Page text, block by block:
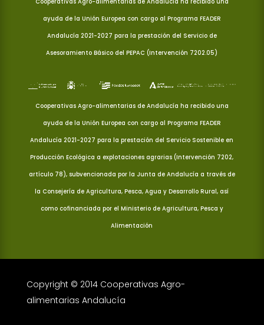
Cooperativas Agro-alimentarias de Andalucía ha recibido una
ayuda de la Unión Europea con cargo al Programa FEADER
Andalucía 2021-2027 para la prestación del Servicio de
Asesoramiento Básico del PEPAC (Intervención 7202.05)
Cooperativas Agro-alimentarias de Andalucía ha recibido una
ayuda de la Unión Europea con cargo al Programa FEADER
Andalucía 2021-2027 para la prestación del Servicio Sostenible en
Producción Ecológica a explotaciones agrarias (Intervención 7202,
artículo 78), subvencionada por la Junta de Andalucía a través de
la Consejería de Agricultura, Pesca, Agua y Desarrollo Rural, así
como cofinanciada por el Ministerio de Agricultura, Pesca y
Alimentación
Copyright © 2014 Cooperativas Agro-
alimentarias Andalucía